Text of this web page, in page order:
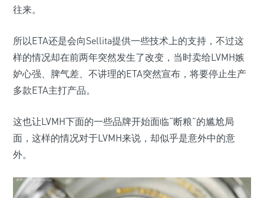
往来。
所以ETA还是会向Sellita提供一些技术上的支持，不过这
样的情况却在前两年突然发生了改变，当时卖给LVMH嫉
妒心强、脾气差、不讲理的ETA突然宣布，将要停止生产
多款ETA主打产品。
这也让LVMH下面的一些品牌开始面临“断粮”的尴尬局
面，这样的情况对于LVMH来说，却似乎是意外中的意
外。